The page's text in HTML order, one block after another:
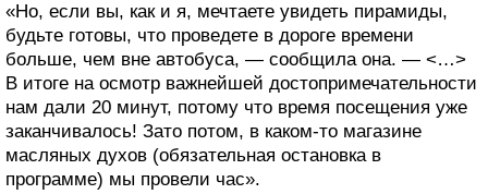
«Но, если вы, как и я, мечтаете увидеть пирамиды,
будьте готовы, что проведете в дороге времени
больше, чем вне автобуса, — сообщила она. — <…>
В итоге на осмотр важнейшей достопримечательности
нам дали 20 минут, потому что время посещения уже
заканчивалось! Зато потом, в каком-то магазине
масляных духов (обязательная остановка в
программе) мы провели час».